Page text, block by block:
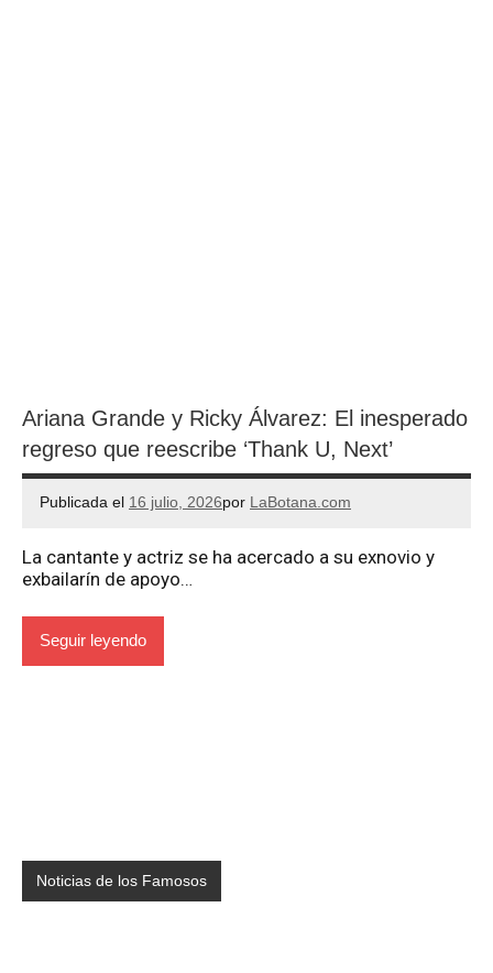
Ariana Grande y Ricky Álvarez: El inesperado
regreso que reescribe ‘Thank U, Next’
Publicada el 16 julio, 2026por LaBotana.com
La cantante y actriz se ha acercado a su exnovio y
exbailarín de apoyo…
Seguir leyendo
Noticias de los Famosos